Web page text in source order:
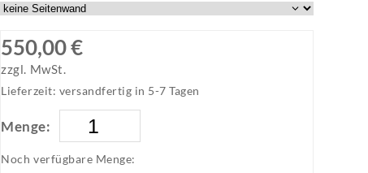
550,00 €
zzgl. MwSt.
Lieferzeit: versandfertig in 5-7 Tagen
Menge:
Noch verfügbare Menge: